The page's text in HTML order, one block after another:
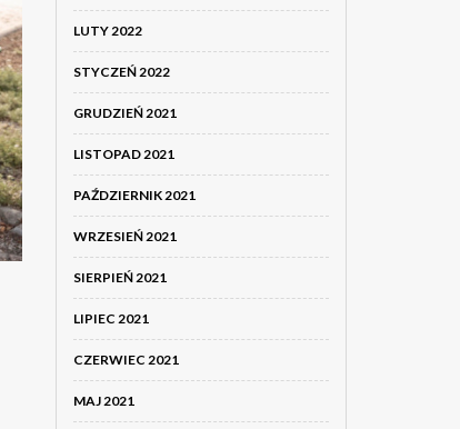
LUTY 2022
STYCZEŃ 2022
GRUDZIEŃ 2021
LISTOPAD 2021
PAŹDZIERNIK 2021
WRZESIEŃ 2021
SIERPIEŃ 2021
LIPIEC 2021
CZERWIEC 2021
MAJ 2021